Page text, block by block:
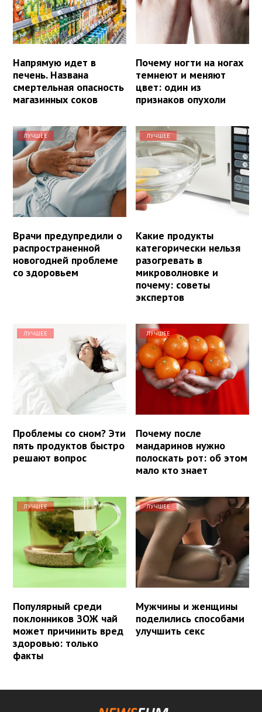
Напрямую идет в
печень. Названа
смертельная опасность
магазинных соков
Почему ногти на ногах
темнеют и меняют
цвет: один из
признаков опухоли
ЛУЧШЕЕ
Врачи предупредили о
распространенной
новогодней проблеме
со здоровьем
ЛУЧШЕЕ
Какие продукты
категорически нельзя
разогревать в
микроволновке и
почему: советы
экспертов
ЛУЧШЕЕ
Проблемы со сном? Эти
пять продуктов быстро
решают вопрос
ЛУЧШЕЕ
Почему после
мандаринов нужно
полоскать рот: об этом
мало кто знает
ЛУЧШЕЕ
Популярный среди
поклонников ЗОЖ чай
может причинить вред
здоровью: только
факты
ЛУЧШЕЕ
Мужчины и женщины
поделились способами
улучшить секс